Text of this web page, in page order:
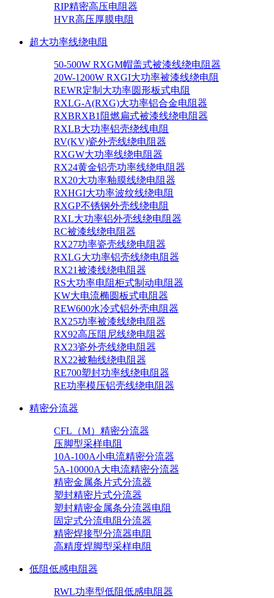
RIP精密高压电阻器
HVR高压厚膜电阻
超大功率线绕电阻
50-500W RXGM帽盖式被漆线绕电阻器
20W-1200W RXGI大功率被漆线绕电阻
REWR定制大功率圆形板式电阻
RXLG-A(RXG)大功率铝合金电阻器
RXBRXB1阻燃扁式被漆线绕电阻器
RXLB大功率铝壳绕线电阻
RV(KV)瓷外壳线绕电阻器
RXGW大功率线绕电阻器
RX24黄金铝壳功率线绕电阻器
RX20大功率釉膜线绕电阻器
RXHGI大功率波纹线绕电阻
RXGP不锈钢外壳线绕电阻
RXL大功率铝外壳线绕电阻器
RC被漆线绕电阻器
RX27功率瓷壳线绕电阻器
RXLG大功率铝壳线绕电阻器
RX21被漆线绕电阻器
RS大功率电阻柜式制动电阻器
KW大电流椭圆板式电阻器
REW600水冷式铝外壳电阻器
RX25功率被漆线绕电阻器
RX92高压阻尼线绕电阻器
RX23瓷外壳线绕电阻器
RX22被釉线绕电阻器
RE700塑封功率线绕电阻器
RE功率模压铝壳线绕电阻器
精密分流器
CFL（M）精密分流器
压脚型采样电阻
10A-100A小电流精密分流器
5A-10000A大电流精密分流器
精密金属条片式分流器
塑封精密片式分流器
塑封精密金属条分流器电阻
固定式分流电阻分流器
精密焊接型分流器电阻
高精度焊脚型采样电阻
低阻低感电阻器
RWL功率型低阻低感电阻器